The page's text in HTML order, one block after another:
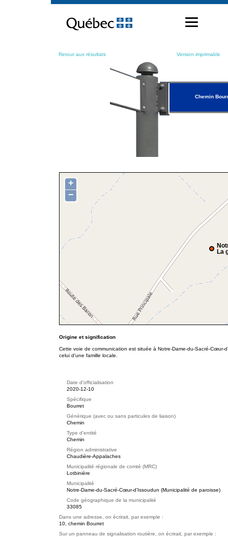
contenu
Retour aux résultats Version imprimable
Chemin
La
+
−
Origine et signification
Cette voie de communication est située à Notre-Dame-du-Sacré-
celui d’une famille locale.
Date d'officialisation
2020-12-10
Spécifique
Bourret
Générique (avec ou sans particules de liaison)
Chemin
Type d'entité
Chemin
Région administrative
Chaudière-Appalaches
Municipalité régionale de comté (MRC)
Lotbinière
Municipalité
Notre-Dame-du-Sacré-Cœur-d'Issoudun (Municipalité de paroisse)
Code géographique de la municipalité
33085
Dans une adresse, on écrirait, par exemple :
10, chemin Bourret
Sur un panneau de signalisation routière, on écrirait, par exemple :